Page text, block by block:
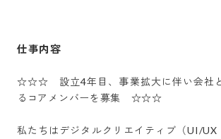
仕事内容
☆☆☆　設立4年目、事業拡大に伴い会社
るコアメンバーを募集　☆☆☆
私たちはデジタルクリエイティブ（UI/